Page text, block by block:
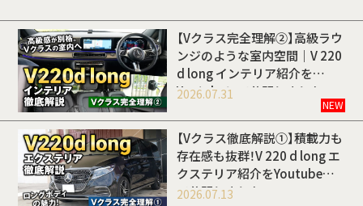
【Vクラス完全理解②】高級ラウ
ンジのような室内空間｜V 220
d long インテリア紹介を
Youtubeにて公開しました
2026.07.31
NEW
【Vクラス徹底解説①】積載力も
存在感も抜群！V 220 d long エ
クステリア紹介をYoutubeに
て公開しました
2026.07.13